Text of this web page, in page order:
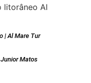
| Al Mare Tur
Matos